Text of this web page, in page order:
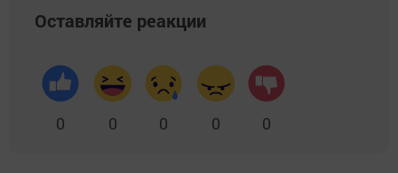
Оставляйте реакции
0 0 0 0 0